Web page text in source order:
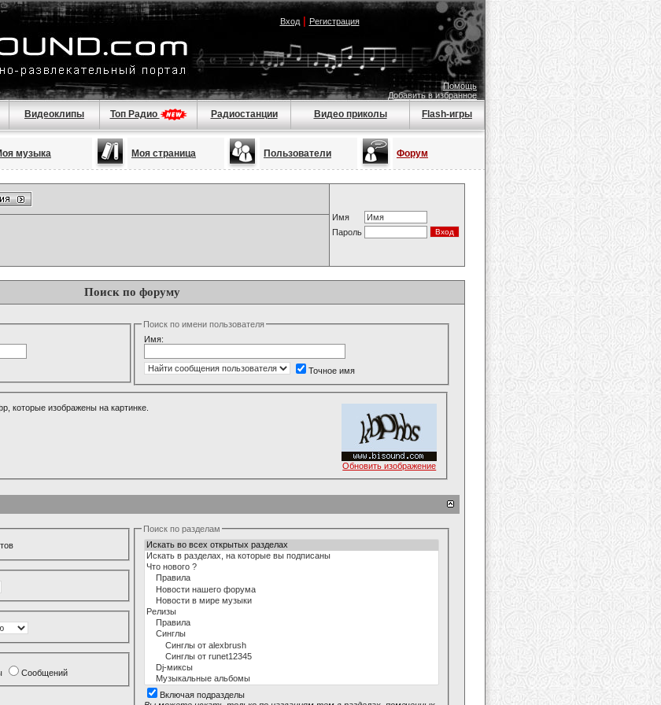
Вход| Регистрация
Помощь
Добавить в избранное
Видеоклипы Топ Радио Радиостанции Видео приколы Flash-игры
музыка Моя страница Пользователи Форум
Имя
Пароль
Поиск по форуму
Поиск по имени пользователя
Имя:
Точное имя
которые изображены на картинке.
Обновить изображение
Сообщений
Поиск по разделам
Включая подразделы